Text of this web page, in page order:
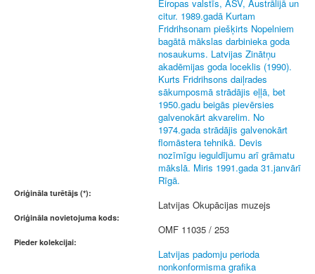
Eiropas valstīs, ASV, Austrālijā un
citur. 1989.gadā Kurtam
Fridrihsonam piešķirts Nopelniem
bagātā mākslas darbinieka goda
nosaukums. Latvijas Zinātņu
akadēmijas goda loceklis (1990).
Kurts Fridrihsons daiļrades
sākumposmā strādājis eļļā, bet
1950.gadu beigās pievērsies
galvenokārt akvarelim. No
1974.gada strādājis galvenokārt
flomāstera tehnikā. Devis
nozīmīgu ieguldījumu arī grāmatu
mākslā. Miris 1991.gada 31.janvārī
Rīgā.
Oriģināla turētājs (*):
Latvijas Okupācijas muzejs
Oriģināla novietojuma kods:
OMF 11035 / 253
Pieder kolekcijai:
Latvijas padomju perioda
nonkonformisma grafika